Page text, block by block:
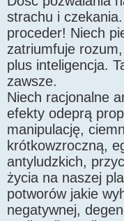
strachu i
proceder! Niech
zatriumfuje
plus inteligencja.
zawsze.
Niech racjonalne
efekty odeprą
manipulację,
krótkowzroczną,
antyludzkich,
życia na naszej
potworów jakie
negatywnej,